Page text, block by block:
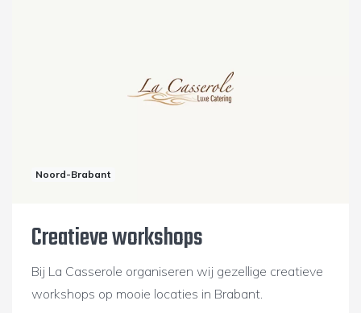
Noord-Brabant
Creatieve workshops
Bij La Casserole organiseren wij gezellige creatieve
workshops op mooie locaties in Brabant.